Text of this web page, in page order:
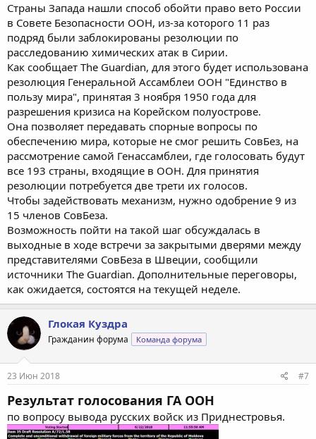
Страны Запада нашли способ обойти право вето России
в Совете Безопасности ООН, из-за которого 11 раз
подряд были заблокированы резолюции по
расследованию химических атак в Сирии.
Как сообщает The Guardian, для этого будет использована
резолюция Генеральной Ассамблеи ООН "Единство в
пользу мира", принятая 3 ноября 1950 года для
разрешения кризиса на Корейском полуострове.
Она позволяет передавать спорные вопросы по
обеспечению мира, которые не смог решить СовБез, на
рассмотрение самой Генассамблеи, где голосовать будут
все 193 страны, входящие в ООН. Для принятия
резолюции потребуется две трети их голосов.
Чтобы задействовать механизм, нужно одобрение 9 из
15 членов СовБеза.
Возможность пойти на такой шаг обсуждалась в
выходные в ходе встречи за закрытыми дверями между
представителями СовБеза в Швеции, сообщили
источники The Guardian. Дополнительные переговоры,
как ожидается, состоятся на текущей неделе.
Глокая Куздра
Гражданин форума Команда форума
23 Июн 2018 #7
Результат голосования ГА ООН
по вопросу вывода русских войск из Приднестровья.